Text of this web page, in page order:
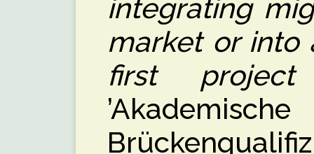
integrating
market or into
first
’Akademische